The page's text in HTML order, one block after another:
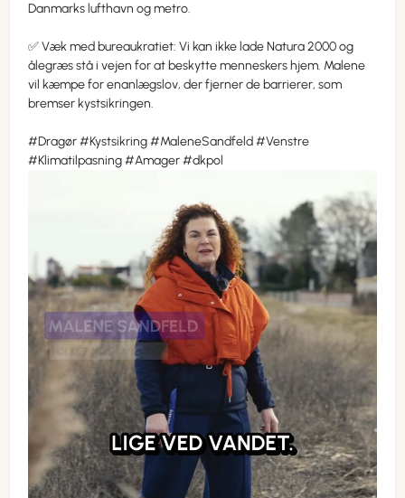
Danmarks lufthavn og metro.
✅ Væk med bureaukratiet: Vi kan ikke lade Natura 2000 og
ålegræs stå i vejen for at beskytte menneskers hjem. Malene
vil kæmpe for enanlægslov, der fjerner de barrierer, som
bremser kystsikringen.
#Dragør #Kystsikring #MaleneSandfeld #Venstre
#Klimatilpasning #Amager #dkpol